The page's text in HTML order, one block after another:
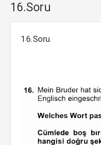
16.Soru
16.Soru